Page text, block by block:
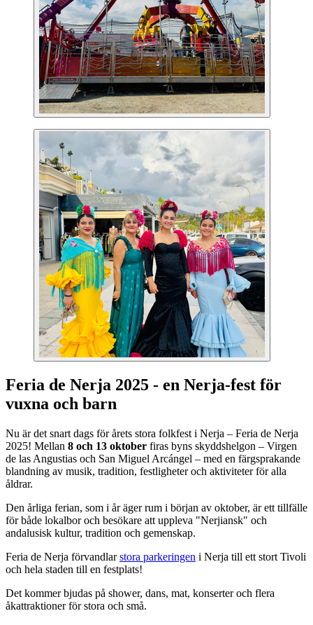
Feria de Nerja 2025 - en Nerja-fest för
vuxna och barn
Nu är det snart dags för årets stora folkfest i Nerja – Feria de Nerja
2025! Mellan 8 och 13 oktober firas byns skyddshelgon – Virgen
de las Angustias och San Miguel Arcángel – med en färgsprakande
blandning av musik, tradition, festligheter och aktiviteter för alla
åldrar.
Den årliga ferian, som i år äger rum i början av oktober, är ett tillfälle
för både lokalbor och besökare att uppleva "Nerjiansk" och
andalusisk kultur, tradition och gemenskap.
Feria de Nerja förvandlarstora parkeringen i Nerja till ett stort Tivoli
och hela staden till en festplats!
Det kommer bjudas på shower, dans, mat, konserter och flera
åkattraktioner för stora och små.